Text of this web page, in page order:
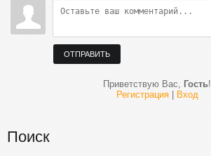
ОТПРАВИТЬ
Приветствую Вас, Гость!
Регистрация| Вход
Поиск